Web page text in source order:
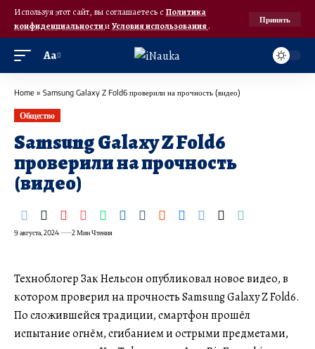
Используя этот сайт, вы соглашаетесь с Политика
конфиденциальностииУсловия использования.
Принять
Аа
Home » Samsung Galaxy Z Fold6 проверили на прочность (видео)
Общество
Samsung Galaxy Z Fold6
проверили на прочность
(видео)
9 августа, 2024 2 Мин Чтения
Техноблогер Зак Нельсон опубликовал новое видео, в
котором проверил на прочность Samsung Galaxy Z Fold6.
По сложившейся традиции, смартфон прошёл
испытание огнём, сгибанием и острыми предметами,